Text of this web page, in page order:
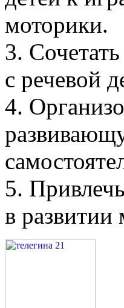
моторики.
3.
с речевой
4.
5.
в